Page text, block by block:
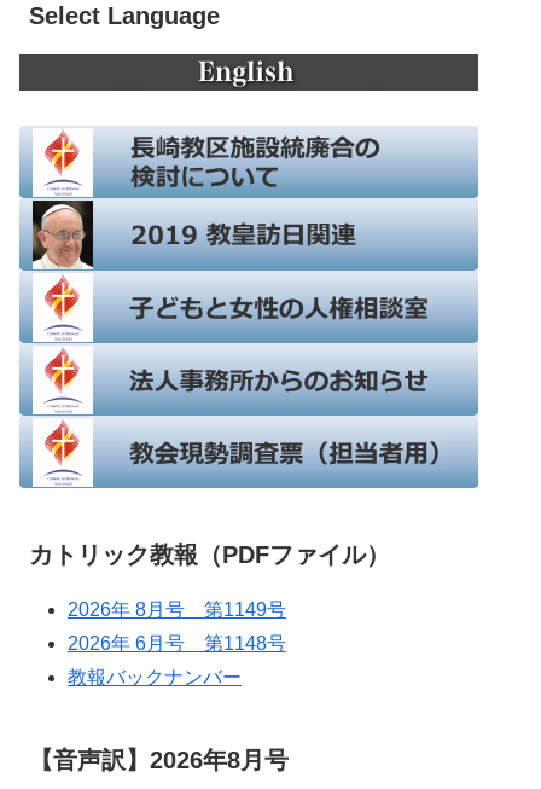
Select Language
カトリック教報（PDFファイル）
2026年 8月号 第1149号
2026年 6月号 第1148号
教報バックナンバー
【音声訳】2026年8月号